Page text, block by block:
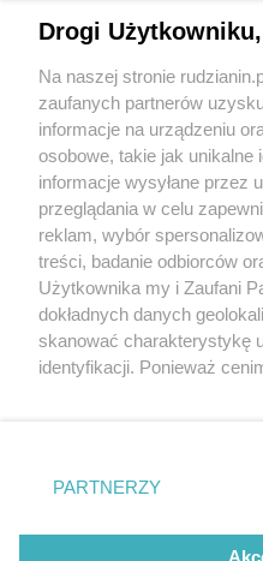
Wydawca mediów
Nie zapomnij
zapoznać się z:
polityką prywatności
Twojemiasto
Piekary Śląskie
Chorzów
Tarnowskie Góry
Gliwice
Drogi Użytkowniku,
Na naszej stronie
zaufanych partnerów
informacje na urządzeniu
osobowe, takie jak unikalne
informacje wysyłane przez
przeglądania w celu
reklam, wybór
treści, badanie odbiorców
Użytkownika my i Zaufani
dokładnych danych
skanować charakterystykę
identyfikacji. Ponieważ
prywatności znajdujący się
. Niektóre rodzaje
zgody użytkownika, ale
takiemu przetwarzaniu.
PARTNERZY